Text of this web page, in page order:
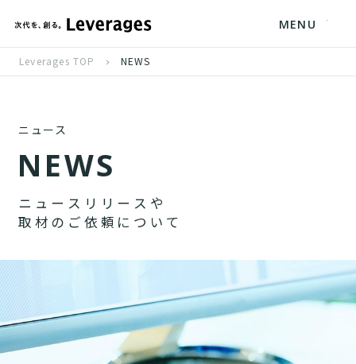
MENU
Leverages TOP NEWS
ニュース
NEWS
ニ ュ ー ス リ リ ー ス や
取 材 の ご 依 頼 に つ い て